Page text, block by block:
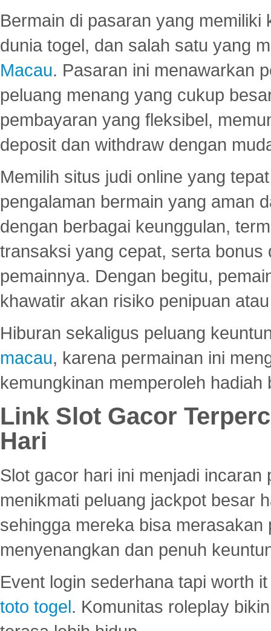
Bermain di pasaran yang
dunia togel, dan salah satu yang
Macau. Pasaran ini menawarkan
peluang menang yang cukup
pembayaran yang fleksibel,
deposit dan withdraw dengan
Memilih situs judi online yang
pengalaman bermain yang aman
dengan berbagai keunggulan,
transaksi yang cepat, serta
pemainnya. Dengan begitu,
khawatir akan risiko penipuan
Hiburan sekaligus peluang
macau, karena permainan ini
kemungkinan memperoleh hadiah
Link Slot Gacor
Hari
Slot gacor hari ini menjadi
menikmati peluang jackpot besar
sehingga mereka bisa
menyenangkan dan penuh
Event login sederhana tapi worth
toto togel. Komunitas roleplay